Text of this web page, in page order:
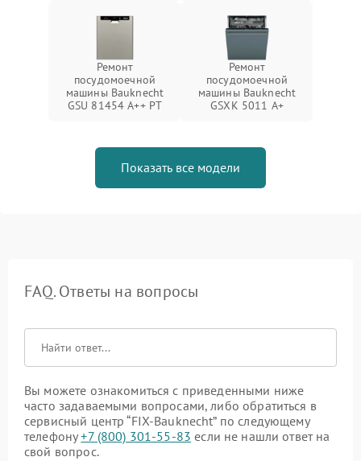
Ремонт
посудомоечной
машины Bauknecht
GSU 81454 A++ PT
Ремонт
посудомоечной
машины Bauknecht
GSXK 5011 A+
Показать все модели
FAQ. Ответы на вопросы
Вы можете ознакомиться с приведенными ниже
часто задаваемыми вопросами, либо обратиться в
сервисный центр “FIX-Bauknecht” по следующему
телефону+7 (800) 301-55-83 если не нашли ответ на
свой вопрос.